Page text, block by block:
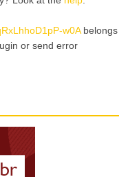
w0Abelongs
or send error